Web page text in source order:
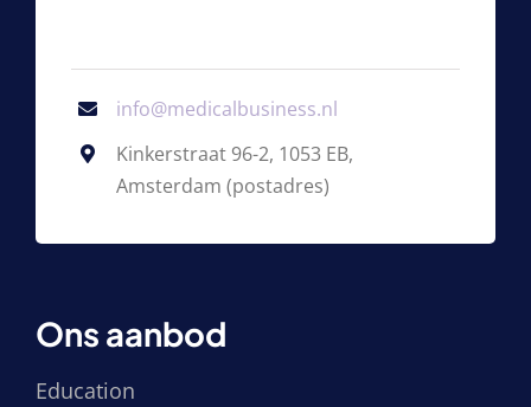
info@medicalbusiness.nl
Kinkerstraat 96-2, 1053 EB,
Amsterdam (postadres)
Ons aanbod
Education